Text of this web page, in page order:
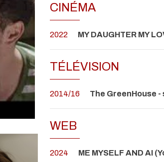
CINÉMA
2022 MY DAUGHTER MY
TÉLÉVISION
2014/16 The GreenHouse -
WEB
2024 ME MYSELF AND AI